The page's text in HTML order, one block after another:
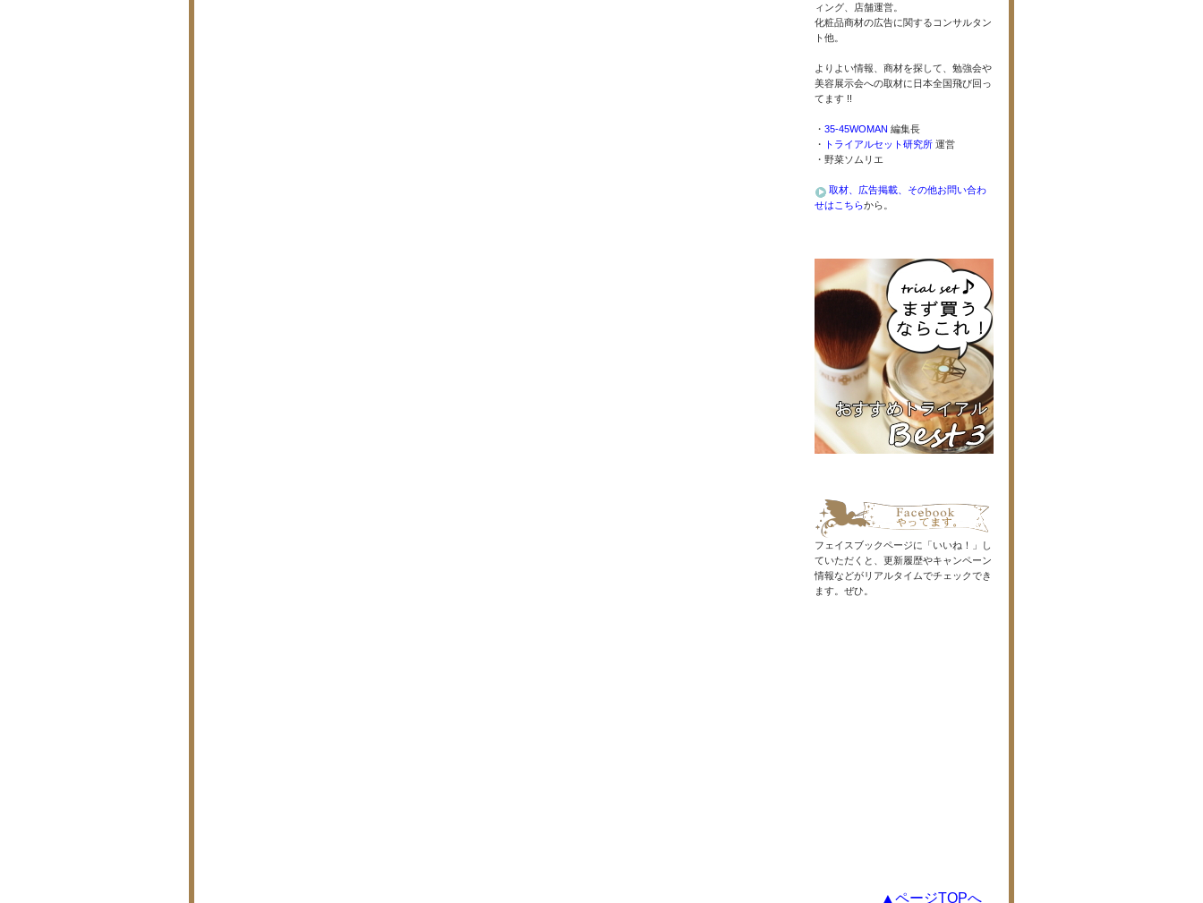
ィング、店舗運営。
化粧品商材の広告に関するコンサルタン
ト他。
よりよい情報、商材を探して、勉強会や
美容展示会への取材に日本全国飛び回っ
てます !!
・ 35-45WOMAN 編集長
・
トライアルセット研究所 運営
・野菜ソムリエ
取材、広告掲載、その他お問い合わ
せはこちらから。
フェイスブックページに「いいね！」し
ていただくと、更新履歴やキャンペーン
情報などがリアルタイムでチェックでき
ます。ぜひ。
▲ページTOPへ